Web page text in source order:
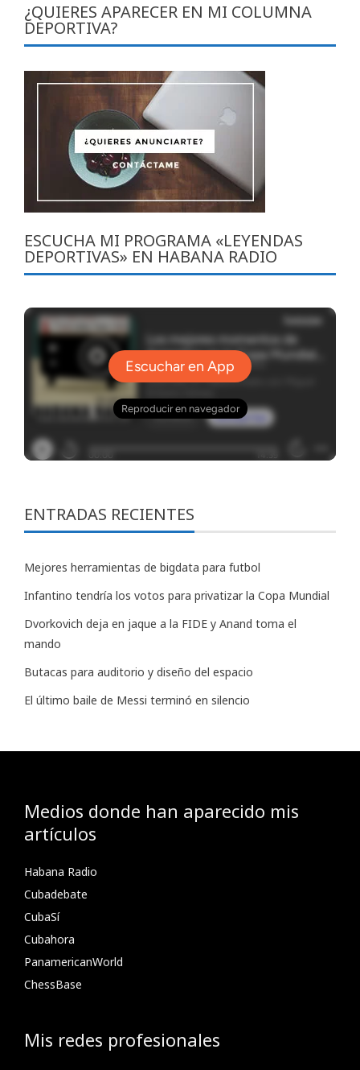
¿QUIERES APARECER EN MI COLUMNA
DEPORTIVA?
ESCUCHA MI PROGRAMA «LEYENDAS
DEPORTIVAS» EN HABANA RADIO
ENTRADAS RECIENTES
Mejores herramientas de bigdata para futbol
Infantino tendría los votos para privatizar la Copa Mundial
Dvorkovich deja en jaque a la FIDE y Anand toma el
mando
Butacas para auditorio y diseño del espacio
El último baile de Messi terminó en silencio
Medios donde han aparecido mis
artículos
Habana Radio
Cubadebate
CubaSí
Cubahora
PanamericanWorld
ChessBase
Mis redes profesionales